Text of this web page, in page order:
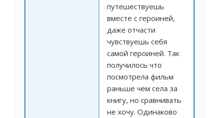
путешествуешь
вместе с героиней,
даже отчасти
чувствуешь себя
самой героиней. Так
получилось что
посмотрела фильм
раньше чем села за
книгу, но сравнивать
не хочу. Одинаково